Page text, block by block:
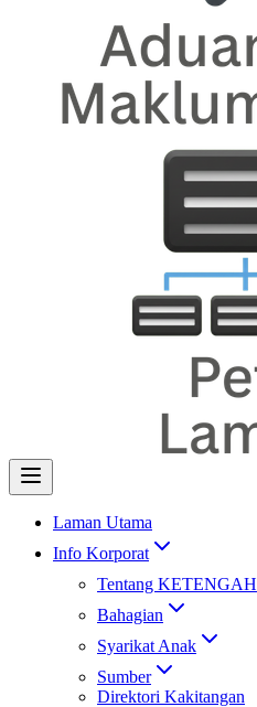
Laman Utama
Info Korporat
Tentang KETENGAH
Bahagian
Syarikat Anak
Sumber
Direktori Kakitangan